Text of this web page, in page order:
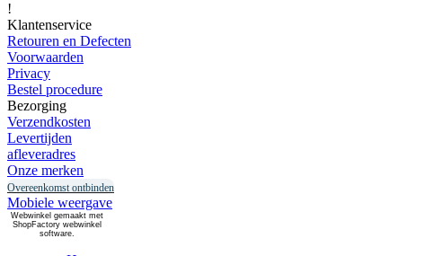
!
Klantenservice
Retouren en Defecten
Voorwaarden
Privacy
Bestel procedure
Bezorging
Verzendkosten
Levertijden
afleveradres
Onze merken
Overeenkomst ontbinden
Mobiele weergave
Webwinkel gemaakt met
ShopFactory webwinkel
software.